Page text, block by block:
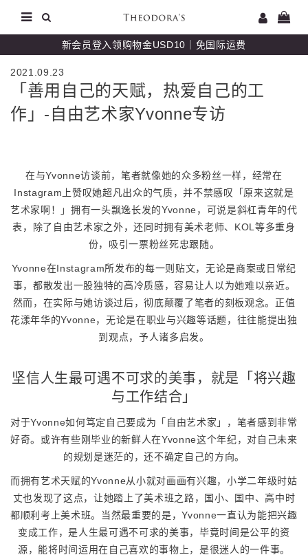
新会员登入领购物金USD10｜免国际运费
2021.09.23
「善用自己的天赋，热爱自己的工
作」-自由艺术家Yvonne专访
在与Yvonne访谈前，笔者就像她的众多粉丝一样，经常在
Instagram上赞叹她超凡出众的气质，并不禁感叹「原来这就是
艺术家啊！」拥有一头飘逸长发的Yvonne，可说是斜杠青年的代
表，除了自由艺术家之外，还同时拥有美术老师、KOL等多重身
份，吸引一票粉丝死忠跟随。
Yvonne在Instagram所发布的每一则贴文，无论是商案或日常纪
事，都散发出一股独特的高冷质感，容易让人以为她难以亲近。
然而，在实际与她访谈过后，彻底颠覆了笔者的刻板观念。正值
花漾年华的Yvonne，无论是在职业与兴趣等话题，往往能提出独
到观点，予人诸多启发。
坚信人生最可遇不可求的美事，就是「将兴趣
与工作结合」
对于Yvonne如何笃定自己要成为「自由艺术家」，笔者感到非常
好奇。或许有些刚毕业的新鲜人在Yvonne这个年纪，对自己未来
的规划是迷茫的，还不确定自己的方向。
而拥有艺术天赋的Yvonne从小就对画画有兴趣，小学二年级时姑
丈也发现了这点，让她踏上了美术班之路，国小、国中、高中时
都顺利考上美术班。当然最重要的是，Yvonne一直认为能把兴趣
变成工作，是人生最可遇不可求的美事，毕竟时间是公平的资
源，能将时间运用在自己喜欢的事物上，是很迷人的一件事。